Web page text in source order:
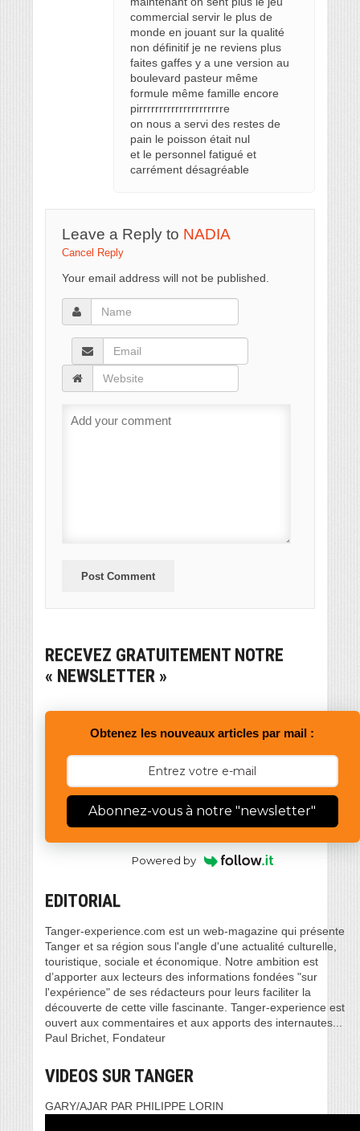
commercial servir le plus de
monde en jouant sur la qualité
non définitif je ne reviens plus
faites gaffes y a une version au
boulevard pasteur même
formule même famille encore
pirrrrrrrrrrrrrrrrrrrrre
on nous a servi des restes de
pain le poisson était nul
et le personnel fatigué et
carrément désagréable
Leave a Reply to NADIA
Cancel Reply
Your email address will not be published.
RECEVEZ GRATUITEMENT NOTRE
« NEWSLETTER »
Obtenez les nouveaux articles par mail :
Abonnez-vous à notre "newsletter"
Powered by
EDITORIAL
Tanger-experience.com est un web-magazine qui présente
Tanger et sa région sous l'angle d'une actualité culturelle,
touristique, sociale et économique. Notre ambition est
d’apporter aux lecteurs des informations fondées "sur
l'expérience" de ses rédacteurs pour leurs faciliter la
découverte de cette ville fascinante. Tanger-experience est
ouvert aux commentaires et aux apports des internautes...
Paul Brichet, Fondateur
VIDEOS SUR TANGER
GARY/AJAR PAR PHILIPPE LORIN